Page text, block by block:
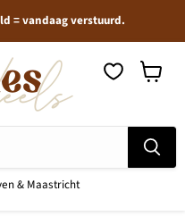
= vandaag verstuurd.
& Maastricht